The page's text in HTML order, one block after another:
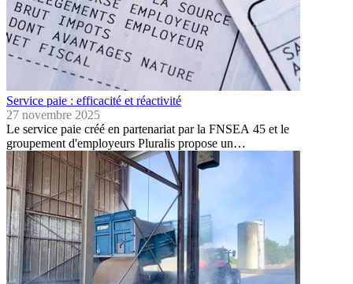
Service paie : efficacité et réactivité
27 novembre 2025
Le service paie créé en partenariat par la FNSEA 45 et le
groupement d'employeurs Pluralis propose un…